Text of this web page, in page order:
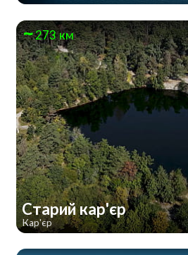
273 км
Старий кар'єр
Кар'єр